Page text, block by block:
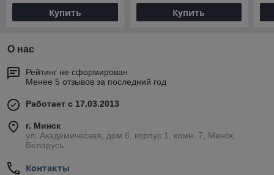
Купить Купить
О нас
Рейтинг не сформирован
Менее 5 отзывов за последний год
Работает с 17.03.2013
г. Минск
ул. Академическая, дом 6, корпус 1, комн. 7, Минск,
Беларусь
Контакты